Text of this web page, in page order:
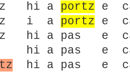
hi a portz e
i a portz e
hi a pas e
hi a pas e
hi a pas e